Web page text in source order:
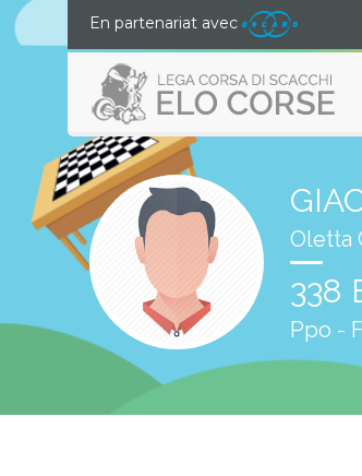
En partenariat avec
Oletta
338
Ppo -